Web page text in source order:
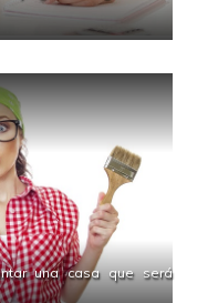
una casa que será